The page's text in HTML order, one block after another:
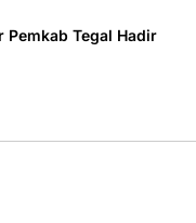
Tegal Hadir